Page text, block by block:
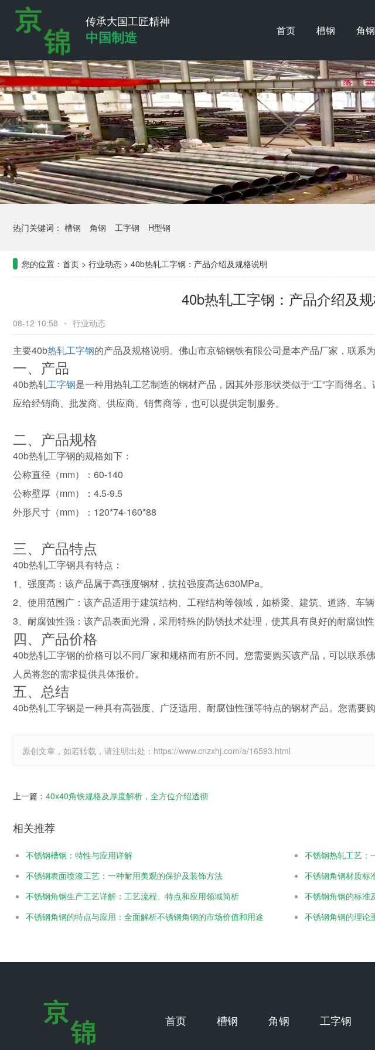
传承大国工匠精神
中国制造 首页 槽钢 角钢
热门关键词： 槽钢 角钢 工字钢 H型钢
您的位置： 首页 > 行业动态 > 40b热轧工字钢：产品介绍及规格说明
40b热轧工字钢：产品介绍及
08-12 10:58 • 行业动态
主要40b热轧工字钢的产品及规格说明。佛山市京锦钢铁有限公司是本产品厂家，联系
一、产品
40b热轧工字钢是一种用热轧工艺制造的钢材产品，因其外形形状类似于“工”字而得名
应给经销商、批发商、供应商、销售商等，也可以提供定制服务。
二、产品规格
40b热轧工字钢的规格如下：
公称直径（mm）：60-140
公称壁厚（mm）：4.5-9.5
外形尺寸（mm）：120*74-160*88
三、产品特点
40b热轧工字钢具有特点：
1、强度高：该产品属于高强度钢材，抗拉强度高达630MPa。
2、使用范围广：该产品适用于建筑结构、工程结构等领域，如桥梁、建筑、道路、车辆
3、耐腐蚀性强：该产品表面光滑，采用特殊的防锈技术处理，使其具有良好的耐腐蚀性
四、产品价格
40b热轧工字钢的价格可以不同厂家和规格而有所不同。您需要购买该产品，可以联系
人员将您的需求提供具体报价。
五、总结
40b热轧工字钢是一种具有高强度、广泛适用、耐腐蚀性强等特点的钢材产品。您需要
原创文章，如若转载，请注明出处：https://www.cnzxhj.com/a/16593.html
上一篇： 40x40角铁规格及厚度解析，全方位介绍透彻
相关推荐
不锈钢槽钢：特性与应用详解
不锈钢热轧工艺：
不锈钢表面喷漆工艺：一种耐用美观的保护及装饰方法
不锈钢角钢材质标
不锈钢角钢生产工艺详解：工艺流程、特点和应用领域简析
不锈钢角钢的标准
不锈钢角钢的特点与应用：全面解析不锈钢角钢的市场价值和用途
不锈钢角钢的理论
首页 槽钢 角钢 工字钢